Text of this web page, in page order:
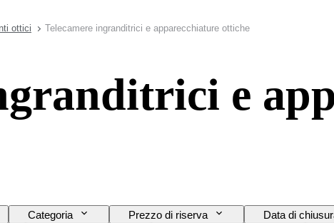
ottici Telecamere ingranditrici e apparecchiature ottiche
e
Categoria Prezzo di riserva Data di